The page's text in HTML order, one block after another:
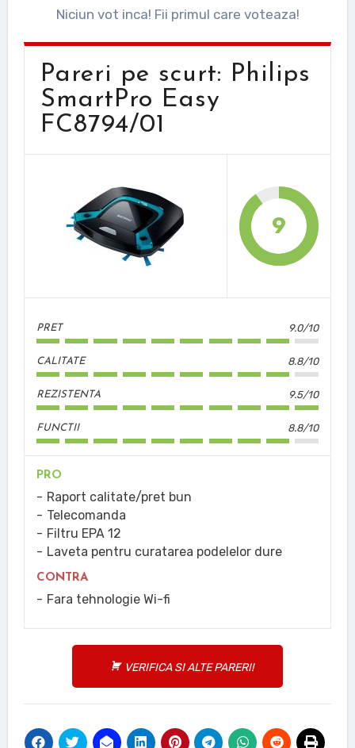
Niciun vot inca! Fii primul care voteaza!
Pareri pe scurt: Philips
SmartPro Easy
FC8794/01
9
PRET 9.0/10
CALITATE 8.8/10
REZISTENTA 9.5/10
FUNCTII 8.8/10
PRO
Raport calitate/pret bun
Telecomanda
Filtru EPA 12
Laveta pentru curatarea podelelor dure
CONTRA
Fara tehnologie Wi-fi
VERIFICA SI ALTE PARERI!